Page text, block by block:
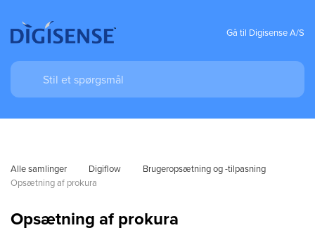
Gå til Digisense A/S
Alle samlinger Digiflow
Brugeropsætning og -tilpasning
Opsætning af prokura
Opsætning af prokura